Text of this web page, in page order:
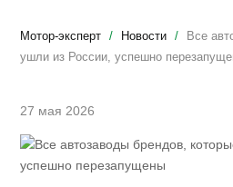
Мотор-эксперт / Новости /
Все
ушли из России, успешно
27 мая 2026